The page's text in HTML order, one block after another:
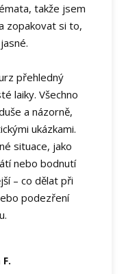
takže jsem
zopakovat si to,
přehledný
laiky. Všechno
a názorně,
ukázkami.
situace, jako
nebo bodnutí
– co dělat při
podezření